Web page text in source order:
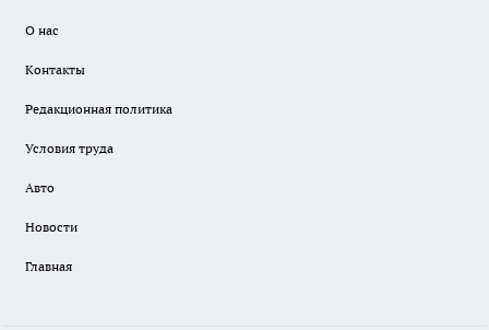
О нас
Контакты
Редакционная политика
Условия труда
Авто
Новости
Главная